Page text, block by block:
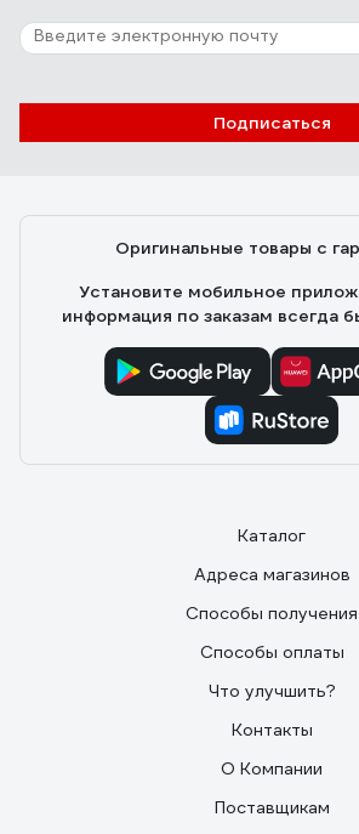
Подписаться
Оригинальные товары с
Установите мобильное
информация по заказам всегда
Каталог
Адреса магазинов
Способы получения
Способы оплаты
Что улучшить?
Контакты
О Компании
Поставщикам